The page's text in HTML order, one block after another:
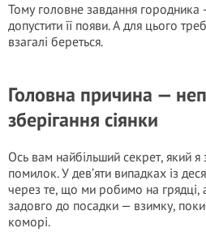
Тому головне завдання городника
допустити її появи. А для цього
взагалі береться.
Головна причина —
зберігання сіянки
Ось вам найбільший секрет, який я
помилок. У дев’яти випадках із
через те, що ми робимо на грядці,
задовго до посадки — взимку,
коморі.